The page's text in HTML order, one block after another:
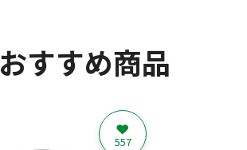
おすすめ商品
557